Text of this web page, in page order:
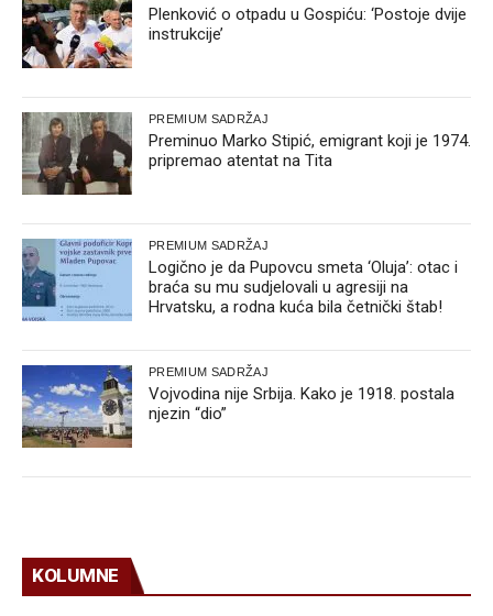
Plenković o otpadu u Gospiću: ‘Postoje dvije
instrukcije’
PREMIUM SADRŽAJ
Preminuo Marko Stipić, emigrant koji je 1974.
pripremao atentat na Tita
PREMIUM SADRŽAJ
Logično je da Pupovcu smeta ‘Oluja’: otac i
braća su mu sudjelovali u agresiji na
Hrvatsku, a rodna kuća bila četnički štab!
PREMIUM SADRŽAJ
Vojvodina nije Srbija. Kako je 1918. postala
njezin “dio”
KOLUMNE